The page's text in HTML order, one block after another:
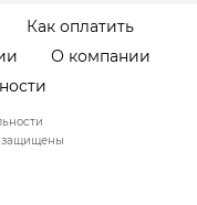
Как оплатить
О компании